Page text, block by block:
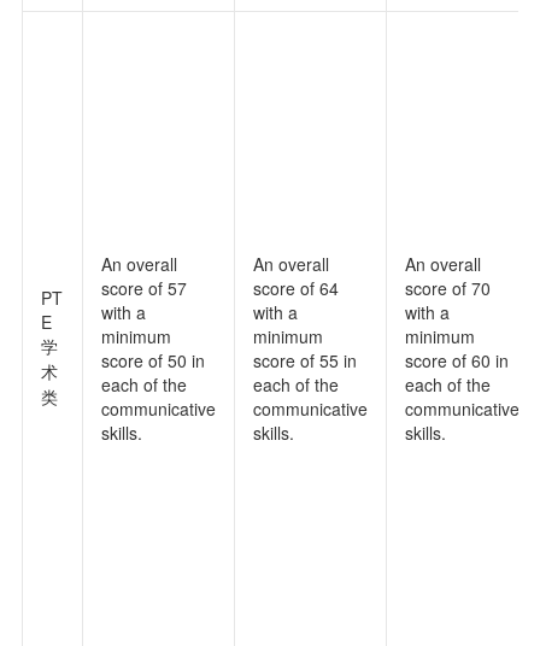
PT
E
学
术
类
An overall
score of 57
with a
minimum
score of 50 in
each of the
communicative
skills.
An overall
score of 64
with a
minimum
score of 55 in
each of the
communicative
skills.
An overall
score of 70
with a
minimum
score of 60 in
each of the
communicative
skills.